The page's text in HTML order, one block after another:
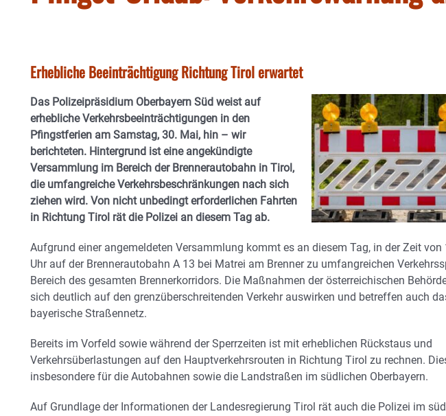
Erhebliche Beeinträchtigung Richtung Tirol erwartet
Das Polizeipräsidium Oberbayern Süd weist auf
erhebliche Verkehrsbeeinträchtigungen in den
Pfingstferien am Samstag, 30. Mai, hin – wir
berichteten. Hintergrund ist eine angekündigte
Versammlung im Bereich der Brennerautobahn in Tirol,
die umfangreiche Verkehrsbeschränkungen nach sich
ziehen wird. Von nicht unbedingt erforderlichen Fahrten
in Richtung Tirol rät die Polizei an diesem Tag ab.
Aufgrund einer angemeldeten Versammlung kommt es an diesem Tag, in der Zeit von
Uhr auf der Brennerautobahn A 13 bei Matrei am Brenner zu umfangreichen
Bereich des gesamten Brennerkorridors. Die Maßnahmen der österreichischen
sich deutlich auf den grenzüberschreitenden Verkehr auswirken und betreffen auch
bayerische Straßennetz.
Bereits im Vorfeld sowie während der Sperrzeiten ist mit erheblichen Rückstaus und
Verkehrsüberlastungen auf den Hauptverkehrsrouten in Richtung Tirol zu rechnen.
insbesondere für die Autobahnen sowie die Landstraßen im südlichen Oberbayern.
Auf Grundlage der Informationen der Landesregierung Tirol rät auch die Polizei im